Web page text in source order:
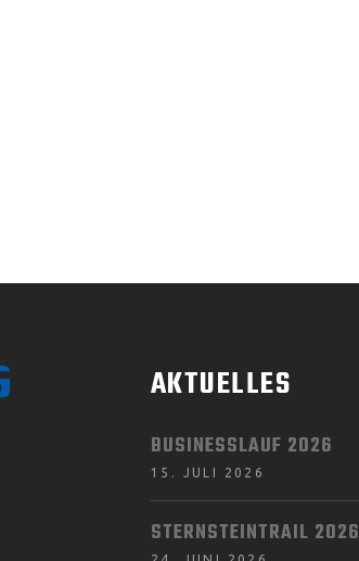
AKTUELLES
BUSINESSLAUF 2026
15. JULI 2026
STERNSTEINTRAIL 2026